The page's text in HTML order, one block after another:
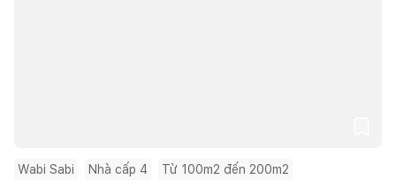
Wabi Sabi Nhà cấp 4 Từ 100m2 đến 200m2